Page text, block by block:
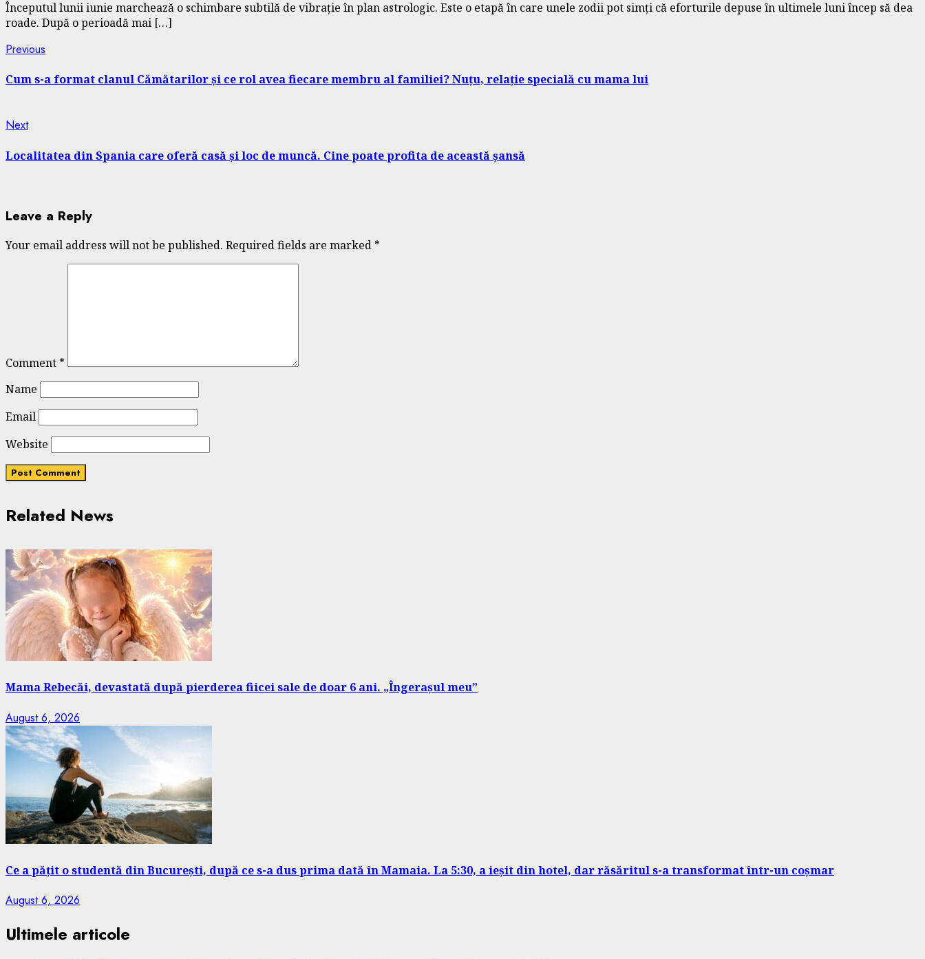
Începutul lunii iunie marchează o schimbare subtilă de vibrație în plan astrologic. Este o etapă în care unele zodii pot simți că eforturile depuse în ultimele luni încep să dea
roade. După o perioadă mai […]
Continue
Reading
Previous
Cum s-a format clanul Cămătarilor și ce rol avea fiecare membru al familiei? Nuțu, relație specială cu mama lui
NextNext
Localitatea din Spania care oferă casă și loc de muncă. Cine poate profita de această șansă
Leave a Reply
Your email address will not be published. Required fields are marked *
Comment *
Name
Email
Website
Related News
Mama Rebecăi, devastată după pierderea fiicei sale de doar 6 ani. „Îngerașul meu”
August 6, 2026
Ce a pățit o studentă din București, după ce s-a dus prima dată în Mamaia. La 5:30, a ieșit din hotel, dar răsăritul s-a transformat într-un coșmar
August 6, 2026
Ultimele articole